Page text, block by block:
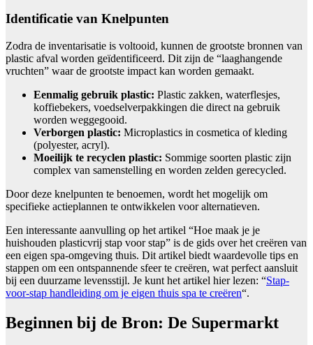
Identificatie van Knelpunten
Zodra de inventarisatie is voltooid, kunnen de grootste bronnen van
plastic afval worden geïdentificeerd. Dit zijn de “laaghangende
vruchten” waar de grootste impact kan worden gemaakt.
Eenmalig gebruik plastic: Plastic zakken, waterflesjes,
koffiebekers, voedselverpakkingen die direct na gebruik
worden weggegooid.
Verborgen plastic: Microplastics in cosmetica of kleding
(polyester, acryl).
Moeilijk te recyclen plastic: Sommige soorten plastic zijn
complex van samenstelling en worden zelden gerecycled.
Door deze knelpunten te benoemen, wordt het mogelijk om
specifieke actieplannen te ontwikkelen voor alternatieven.
Een interessante aanvulling op het artikel “Hoe maak je je
huishouden plasticvrij stap voor stap” is de gids over het creëren van
een eigen spa-omgeving thuis. Dit artikel biedt waardevolle tips en
stappen om een ontspannende sfeer te creëren, wat perfect aansluit
bij een duurzame levensstijl. Je kunt het artikel hier lezen: “Stap-
voor-stap handleiding om je eigen thuis spa te creëren“.
Beginnen bij de Bron: De Supermarkt